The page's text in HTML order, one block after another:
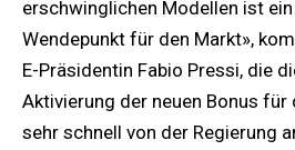
erschwinglichen Modellen ist
Wendepunkt für den Markt»,
E-Präsidentin Fabio Pressi, die
Aktivierung der neuen Bonus für
sehr schnell von der Regierung